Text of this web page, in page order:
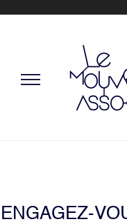
ENGAGEZ-